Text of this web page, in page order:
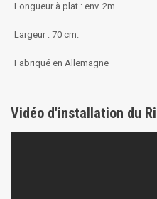
Longueur à plat : env. 2m
Largeur : 70 cm.
Fabriqué en Allemagne
Vidéo d'installation du